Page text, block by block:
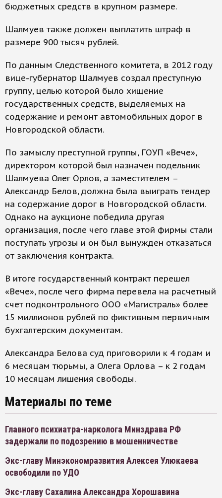
бюджетных средств в крупном размере.
Шалмуев также должен выплатить штраф в
размере 900 тысяч рублей.
По данным Следственного комитета, в 2012 году
вице-губернатор Шалмуев создал преступную
группу, целью которой было хищение
государственных средств, выделяемых на
содержание и ремонт автомобильных дорог в
Новгородской области.
По замыслу преступной группы, ГОУП «Вече»,
директором которой был назначен подельник
Шалмуева Олег Орлов, а заместителем –
Александр Белов, должна была выиграть тендер
на содержание дорог в Новгородской области.
Однако на аукционе победила другая
организация, после чего главе этой фирмы стали
поступать угрозы и он был вынужден отказаться
от заключения контракта.
В итоге государственный контракт перешел
«Вече», после чего фирма перевела на расчетный
счет подконтрольного ООО «Магистраль» более
15 миллионов рублей по фиктивным первичным
бухгалтерским документам.
Александра Белова суд приговорили к 4 годам и
6 месяцам тюрьмы, а Олега Орлова – к 2 годам
10 месяцам лишения свободы.
Материалы по теме
Главного психиатра-нарколога Минздрава РФ
задержали по подозрению в мошенничестве
Экс-главу Минэкономразвития Алексея Улюкаева
освободили по УДО
Экс-главу Сахалина Александра Хорошавина